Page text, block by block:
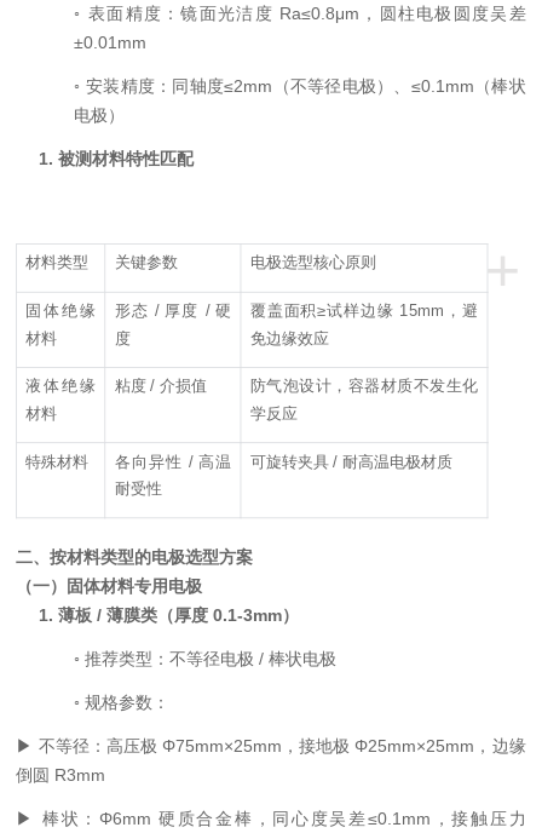
◦ 表面精度：镜面光洁度 Ra≤0.8μm ，圆柱电极圆度吴差
±0.01mm
◦ 安装精度：同轴度≤2mm （不等径电极）、 ≤0.1mm （棒状
电极）
1.被测材料特性匹配
+
材料类型 关键参数 电极选型核心原则
固体绝缘
材料
形态 / 厚度 /硬
度
覆盖面积≥试样边缘 15mm ，避
免边缘效应
液体绝缘
材料
粘度 /介损值
防气泡设计，容器材质不发生化
学反应
特殊材料 各向异性 /高温
耐受性
可旋转夹具 /耐高温电极材质
二、按材料类型的电极选型方案
（一）固体材料专用电极
1.薄板 /薄膜类（厚度0.1-3mm）
◦推荐类型：不等径电极 /棒状电极
◦规格参数：
▶ 不等径：高压极Φ75mm×25mm ，接地极Φ25mm×25mm ，边缘
倒圆 R3mm
▶ 棒状：Φ6mm 硬质合金棒，同心度吴 差≤0.1mm ，接触压力